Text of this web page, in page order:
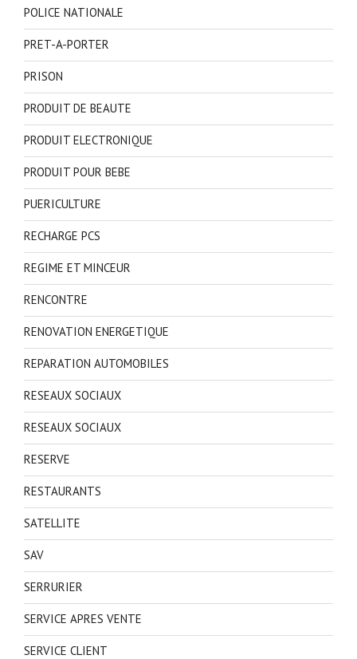
POLICE NATIONALE
PRET-A-PORTER
PRISON
PRODUIT DE BEAUTE
PRODUIT ELECTRONIQUE
PRODUIT POUR BEBE
PUERICULTURE
RECHARGE PCS
REGIME ET MINCEUR
RENCONTRE
RENOVATION ENERGETIQUE
REPARATION AUTOMOBILES
RESEAUX SOCIAUX
RESEAUX SOCIAUX
RESERVE
RESTAURANTS
SATELLITE
SAV
SERRURIER
SERVICE APRES VENTE
SERVICE CLIENT